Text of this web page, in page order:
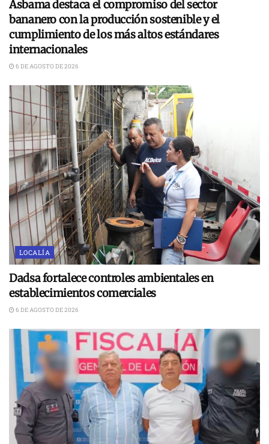
Asbama destaca el compromiso del sector
bananero con la producción sostenible y el
cumplimiento de los más altos estándares
internacionales
6 DE AGOSTO DE 2026
LOCALÍA
Dadsa fortalece controles ambientales en
establecimientos comerciales
6 DE AGOSTO DE 2026